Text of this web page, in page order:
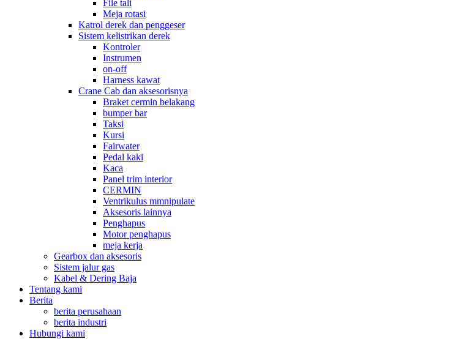
File tali
Meja rotasi
Katrol derek dan penggeser
Sistem kelistrikan derek
Kontroler
Instrumen
on-off
Harness kawat
Crane Cab dan aksesorisnya
Braket cermin belakang
bumper bar
Taksi
Kursi
Fairwater
Pedal kaki
Kaca
Panel trim interior
CERMIN
Ventrikulus mmnipulate
Aksesoris lainnya
Penghapus
Motor penghapus
meja kerja
Gearbox dan aksesoris
Sistem jalur gas
Kabel & Dering Baja
Tentang kami
Berita
berita perusahaan
berita industri
Hubungi kami